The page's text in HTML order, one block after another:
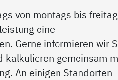
von montags bis
eine
Gerne informieren wir
kalkulieren gemeinsam
An einigen Standorten